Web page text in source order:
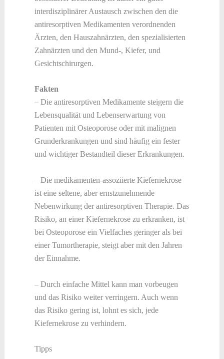
interdisziplinärer Austausch zwischen den die
antiresorptiven Medikamenten verordnenden
Ärzten, den Hauszahnärzten, den spezialisierten
Zahnärzten und den Mund-, Kiefer, und
Gesichtschirurgen.
Fakten
– Die antiresorptiven Medikamente steigern die
Lebensqualität und Lebenserwartung von
Patienten mit Osteoporose oder mit malignen
Grunderkrankungen und sind häufig ein fester
und wichtiger Bestandteil dieser Erkrankungen.
– Die medikamenten-assoziierte Kiefernekrose
ist eine seltene, aber ernstzunehmende
Nebenwirkung der antiresorptiven Therapie. Das
Risiko, an einer Kiefernekrose zu erkranken, ist
bei Osteoporose ein Vielfaches geringer als bei
einer Tumortherapie, steigt aber mit den Jahren
der Einnahme.
– Durch einfache Mittel kann man vorbeugen
und das Risiko weiter verringern. Auch wenn
das Risiko gering ist, lohnt es sich, jede
Kiefernekrose zu verhindern.
Tipps